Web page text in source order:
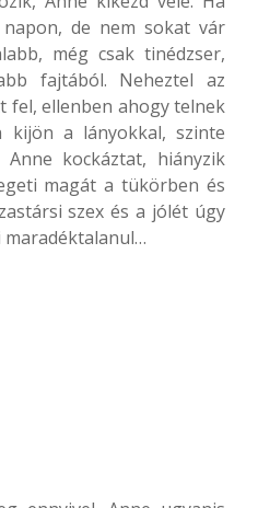
de nem sokat vár
még csak tinédzser,
fajtából. Neheztel az
fel, ellenben ahogy telnek
kijön a lányokkal, szinte
Anne kockáztat, hiányzik
magát a tükörben és
szex és a jólét úgy
maradéktalanul…